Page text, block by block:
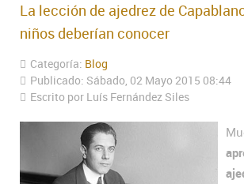
La lección de ajedrez de
niños deberían conocer
Categoría: Blog
Publicado: Sábado, 02 Mayo 2015 08:44
Escrito por Luís Fernández Siles